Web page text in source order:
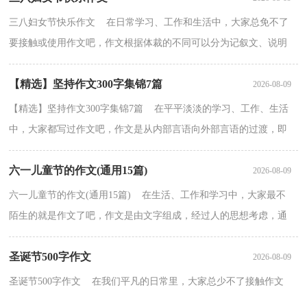
三八妇女节快乐作文 在日常学习、工作和生活中，大家总免不了
要接触或使用作文吧，作文根据体裁的不同可以分为记叙文、说明
文、应用文、议论文。那要怎么写好作文呢？下面是小...
【精选】坚持作文300字集锦7篇 2026-08-09
【精选】坚持作文300字集锦7篇 在平平淡淡的学习、工作、生活
中，大家都写过作文吧，作文是从内部言语向外部言语的过渡，即
从经过压缩的简要的、自己能明白的语言，向开展的、具...
六一儿童节的作文(通用15篇) 2026-08-09
六一儿童节的作文(通用15篇) 在生活、工作和学习中，大家最不
陌生的就是作文了吧，作文是由文字组成，经过人的思想考虑，通
过语言组织来表达一个主题意义的文体。如何写一篇有思...
圣诞节500字作文 2026-08-09
圣诞节500字作文 在我们平凡的日常里，大家总少不了接触作文